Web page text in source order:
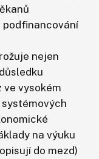
nejen
vysokém
na výuku
do mezd)